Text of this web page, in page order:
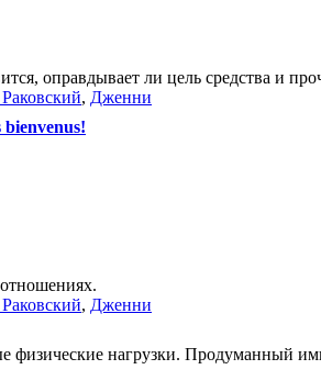
оправдывает ли цель средства и
, Дженни
bienvenus!
, Дженни
физические нагрузки. Продуманный